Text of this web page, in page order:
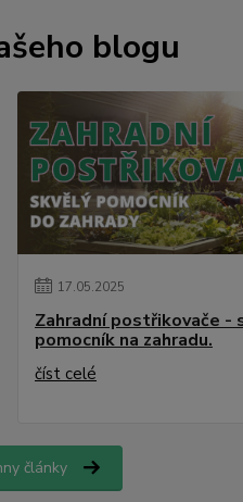
blogu
17.05.2025
Zahradní postřikovače -
pomocník na zahradu.
číst celé
články